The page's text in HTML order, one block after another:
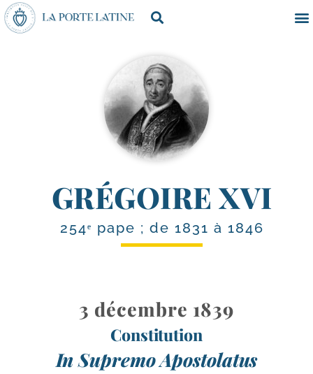
GRÉGOIRE XVI
254ᵉ pape ; de 1831 à 1846
3 décembre 1839
Constitution
In Supremo Apostolatus